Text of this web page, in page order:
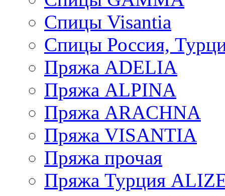
Спицы Visantia
Спицы Россия,
Пряжа ADELIA
Пряжа ALPINA
Пряжа ARACHNA
Пряжа VISANTIA
Пряжа прочая
Пряжа Турция